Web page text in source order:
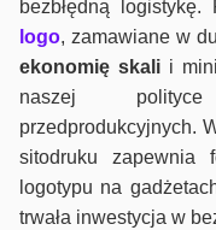
bezbłędną logistykę.
logo, zamawiane w
ekonomię skalii
naszej
przedprodukcyjnych.
sitodruku zapewnia
logotypu na
trwała inwestycja w